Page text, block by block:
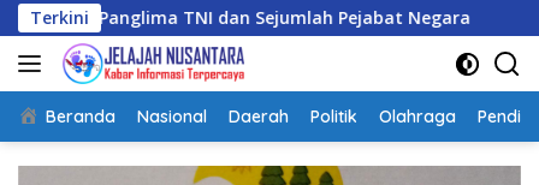
Langsung
ke
konten
TerkiniTNI dan Sejumlah Pejabat Negara Panglima
Beranda Nasional Daerah Politik Olahraga